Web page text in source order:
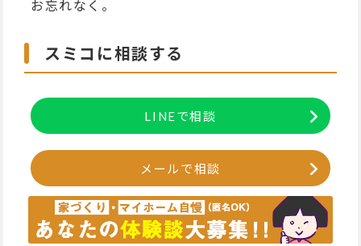
お忘れなく。
スミコに相談する
LINEで相談
メールで相談